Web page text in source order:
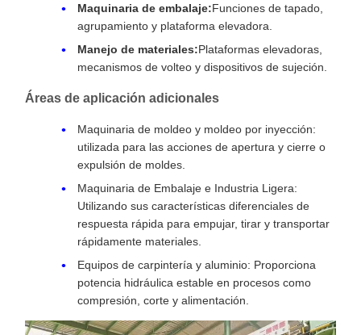
Maquinaria de embalaje:Funciones de tapado,
agrupamiento y plataforma elevadora.
Manejo de materiales:Plataformas elevadoras,
mecanismos de volteo y dispositivos de sujeción.
Áreas de aplicación adicionales
Maquinaria de moldeo y moldeo por inyección:
utilizada para las acciones de apertura y cierre o
expulsión de moldes.
Maquinaria de Embalaje e Industria Ligera:
Utilizando sus características diferenciales de
respuesta rápida para empujar, tirar y transportar
rápidamente materiales.
Equipos de carpintería y aluminio: Proporciona
potencia hidráulica estable en procesos como
compresión, corte y alimentación.